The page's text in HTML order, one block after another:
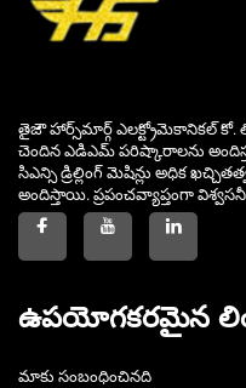
తైజౌ హార్స్‌మార్గ్ ఎలక్ట్రోమెకానికల్ కో.
చెందిన ఎడిఎమ్ పరిష్కారాలను
సిఎన్సి డ్రిల్లింగ్ మెషిన్లు అధిక
అందిస్తాయి. ప్రపంచవ్యాప్తంగా
ఉపయోగకరమైన
మాకు సంబంధించినది